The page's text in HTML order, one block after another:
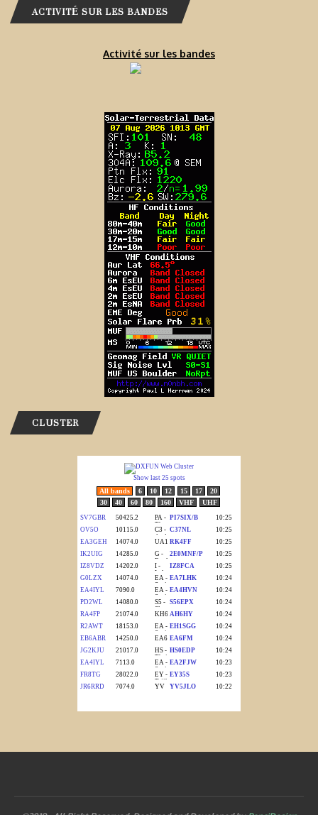
ACTIVITÉ SUR LES BANDES
Activité sur les bandes
CLUSTER